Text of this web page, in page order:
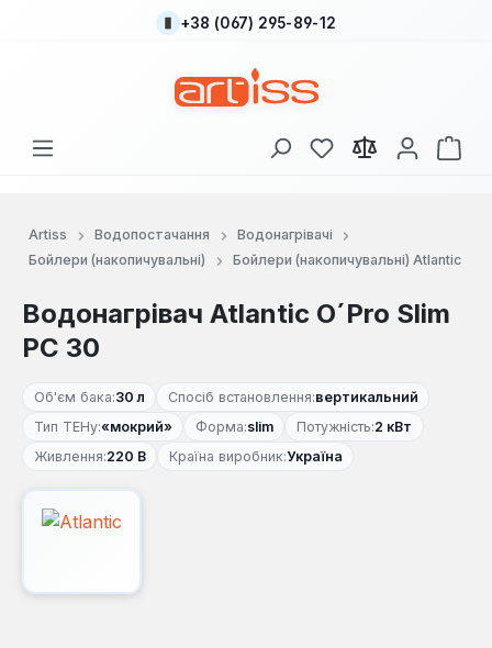
Перейти до основного вмісту
+38 (067) 295-89-12
У вас є 0 у списку
Artiss Водопостачання
Водонагрівачі
Бойлери (накопичувальні)
Бойлери (накопичувальні) Atlantic
Водонагрівач Atlantic O´Pro Slim
PC 30
Об'єм бака:30 л Спосіб встановлення:вертикальний
Тип ТЕНу:«мокрий» Форма:slim Потужність:2 кВт
Живлення:220 В Країна виробник:Україна